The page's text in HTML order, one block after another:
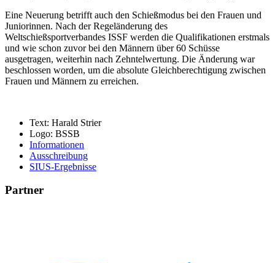
Eine Neuerung betrifft auch den Schießmodus bei den Frauen und
Juniorinnen. Nach der Regeländerung des
Weltschießsportverbandes ISSF werden die Qualifikationen erstmals
und wie schon zuvor bei den Männern über 60 Schüsse
ausgetragen, weiterhin nach Zehntelwertung. Die Änderung war
beschlossen worden, um die absolute Gleichberechtigung zwischen
Frauen und Männern zu erreichen.
Text: Harald Strier
Logo: BSSB
Informationen
Ausschreibung
SIUS-Ergebnisse
Partner